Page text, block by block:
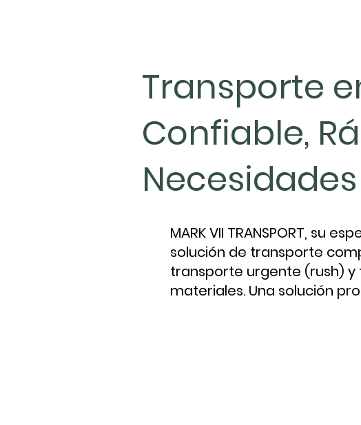
Transporte
Confiable,
Necesidades
MARK VII TRANSPORT, su
solución de transporte
transporte urgente (rush) y
materiales. Una solución